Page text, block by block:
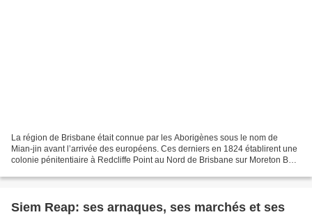
La région de Brisbane était connue par les Aborigènes sous le nom de
Mian-jin avant l’arrivée des européens. Ces derniers en 1824 établirent une
colonie pénitentiaire à Redcliffe Point au Nord de Brisbane sur Moreton Bay
Siem Reap: ses arnaques, ses marchés et ses